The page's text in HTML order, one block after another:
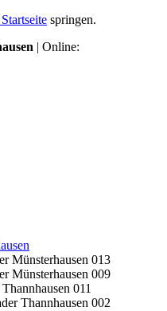
springen.
| Online: